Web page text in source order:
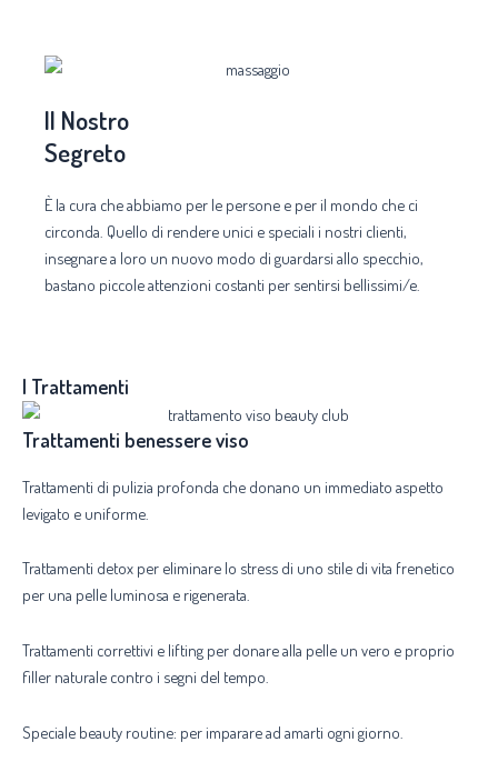
Il Nostro
Segreto
È la cura che abbiamo per le persone e per il mondo che ci
circonda. Quello di rendere unici e speciali i nostri clienti,
insegnare a loro un nuovo modo di guardarsi allo specchio,
bastano piccole attenzioni costanti per sentirsi bellissimi/e.
I Trattamenti
Trattamenti benessere viso
Trattamenti di pulizia profonda che donano un immediato aspetto
levigato e uniforme.
Trattamenti detox per eliminare lo stress di uno stile di vita frenetico
per una pelle luminosa e rigenerata.
Trattamenti correttivi e lifting per donare alla pelle un vero e proprio
filler naturale contro i segni del tempo.
Speciale beauty routine: per imparare ad amarti ogni giorno.